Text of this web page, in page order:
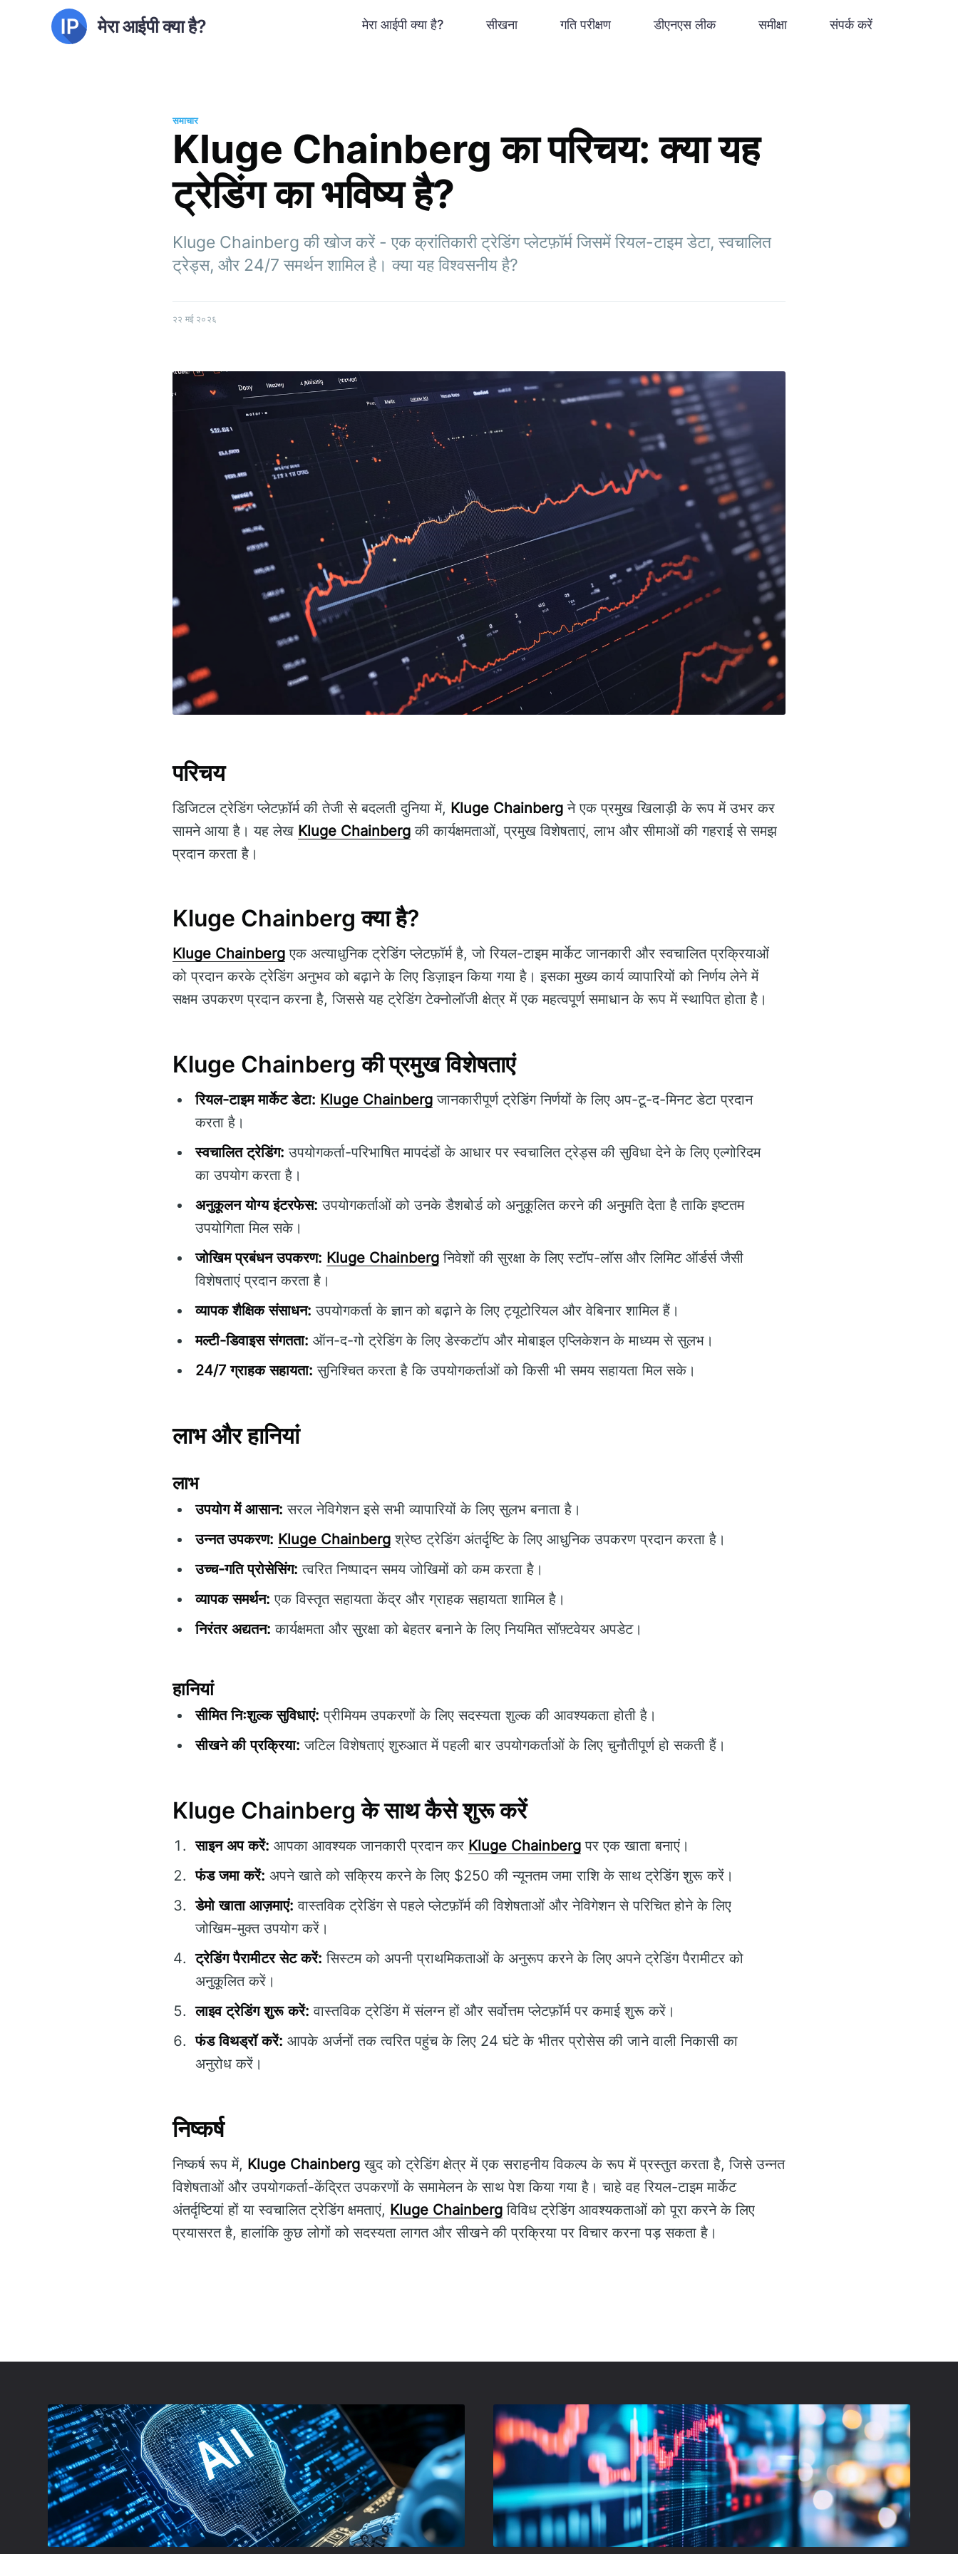
मेरा आईपी क्या है? मेरा आईपी क्या है? सीखना गति परीक्षण डीएनएस लीक समीक्षा संपर्क करें
समाचार
Kluge Chainberg का परिचय: क्या यह
ट्रेडिंग का भविष्य है?
Kluge Chainberg की खोज करें - एक क्रांतिकारी ट्रेडिंग प्लेटफ़ॉर्म जिसमें रियल-टाइम डेटा, स्वचालित
ट्रेड्स, और 24/7 समर्थन शामिल है। क्या यह विश्वसनीय है?
२२ मई २०२६
परिचय
डिजिटल ट्रेडिंग प्लेटफ़ॉर्म की तेजी से बदलती दुनिया में, Kluge Chainberg ने एक प्रमुख खिलाड़ी के रूप में उभर कर
सामने आया है। यह लेख Kluge Chainberg की कार्यक्षमताओं, प्रमुख विशेषताएं, लाभ और सीमाओं की गहराई से समझ
प्रदान करता है।
Kluge Chainberg क्या है?
Kluge Chainberg एक अत्याधुनिक ट्रेडिंग प्लेटफ़ॉर्म है, जो रियल-टाइम मार्केट जानकारी और स्वचालित प्रक्रियाओं
को प्रदान करके ट्रेडिंग अनुभव को बढ़ाने के लिए डिज़ाइन किया गया है। इसका मुख्य कार्य व्यापारियों को निर्णय लेने में
सक्षम उपकरण प्रदान करना है, जिससे यह ट्रेडिंग टेक्नोलॉजी क्षेत्र में एक महत्वपूर्ण समाधान के रूप में स्थापित होता है।
Kluge Chainberg की प्रमुख विशेषताएं
रियल-टाइम मार्केट डेटा: Kluge Chainberg जानकारीपूर्ण ट्रेडिंग निर्णयों के लिए अप-टू-द-मिनट डेटा प्रदान
करता है।
स्वचालित ट्रेडिंग: उपयोगकर्ता-परिभाषित मापदंडों के आधार पर स्वचालित ट्रेड्स की सुविधा देने के लिए एल्गोरिदम
का उपयोग करता है।
अनुकूलन योग्य इंटरफेस: उपयोगकर्ताओं को उनके डैशबोर्ड को अनुकूलित करने की अनुमति देता है ताकि इष्टतम
उपयोगिता मिल सके।
जोखिम प्रबंधन उपकरण: Kluge Chainberg निवेशों की सुरक्षा के लिए स्टॉप-लॉस और लिमिट ऑर्डर्स जैसी
विशेषताएं प्रदान करता है।
व्यापक शैक्षिक संसाधन: उपयोगकर्ता के ज्ञान को बढ़ाने के लिए ट्यूटोरियल और वेबिनार शामिल हैं।
मल्टी-डिवाइस संगतता: ऑन-द-गो ट्रेडिंग के लिए डेस्कटॉप और मोबाइल एप्लिकेशन के माध्यम से सुलभ।
24/7 ग्राहक सहायता: सुनिश्चित करता है कि उपयोगकर्ताओं को किसी भी समय सहायता मिल सके।
लाभ और हानियां
लाभ
उपयोग में आसान: सरल नेविगेशन इसे सभी व्यापारियों के लिए सुलभ बनाता है।
उन्नत उपकरण: Kluge Chainberg श्रेष्ठ ट्रेडिंग अंतर्दृष्टि के लिए आधुनिक उपकरण प्रदान करता है।
उच्च-गति प्रोसेसिंग: त्वरित निष्पादन समय जोखिमों को कम करता है।
व्यापक समर्थन: एक विस्तृत सहायता केंद्र और ग्राहक सहायता शामिल है।
निरंतर अद्यतन: कार्यक्षमता और सुरक्षा को बेहतर बनाने के लिए नियमित सॉफ़्टवेयर अपडेट।
हानियां
सीमित निःशुल्क सुविधाएं: प्रीमियम उपकरणों के लिए सदस्यता शुल्क की आवश्यकता होती है।
सीखने की प्रक्रिया: जटिल विशेषताएं शुरुआत में पहली बार उपयोगकर्ताओं के लिए चुनौतीपूर्ण हो सकती हैं।
Kluge Chainberg के साथ कैसे शुरू करें
साइन अप करें: आपका आवश्यक जानकारी प्रदान कर Kluge Chainberg पर एक खाता बनाएं।
फंड जमा करें: अपने खाते को सक्रिय करने के लिए $250 की न्यूनतम जमा राशि के साथ ट्रेडिंग शुरू करें।
डेमो खाता आज़माएं: वास्तविक ट्रेडिंग से पहले प्लेटफ़ॉर्म की विशेषताओं और नेविगेशन से परिचित होने के लिए
जोखिम-मुक्त उपयोग करें।
ट्रेडिंग पैरामीटर सेट करें: सिस्टम को अपनी प्राथमिकताओं के अनुरूप करने के लिए अपने ट्रेडिंग पैरामीटर को
अनुकूलित करें।
लाइव ट्रेडिंग शुरू करें: वास्तविक ट्रेडिंग में संलग्न हों और सर्वोत्तम प्लेटफ़ॉर्म पर कमाई शुरू करें।
फंड विथड्रॉ करें: आपके अर्जनों तक त्वरित पहुंच के लिए 24 घंटे के भीतर प्रोसेस की जाने वाली निकासी का
अनुरोध करें।
निष्कर्ष
निष्कर्ष रूप में, Kluge Chainberg खुद को ट्रेडिंग क्षेत्र में एक सराहनीय विकल्प के रूप में प्रस्तुत करता है, जिसे उन्नत
विशेषताओं और उपयोगकर्ता-केंद्रित उपकरणों के समामेलन के साथ पेश किया गया है। चाहे वह रियल-टाइम मार्केट
अंतर्दृष्टियां हों या स्वचालित ट्रेडिंग क्षमताएं, Kluge Chainberg विविध ट्रेडिंग आवश्यकताओं को पूरा करने के लिए
प्रयासरत है, हालांकि कुछ लोगों को सदस्यता लागत और सीखने की प्रक्रिया पर विचार करना पड़ सकता है।